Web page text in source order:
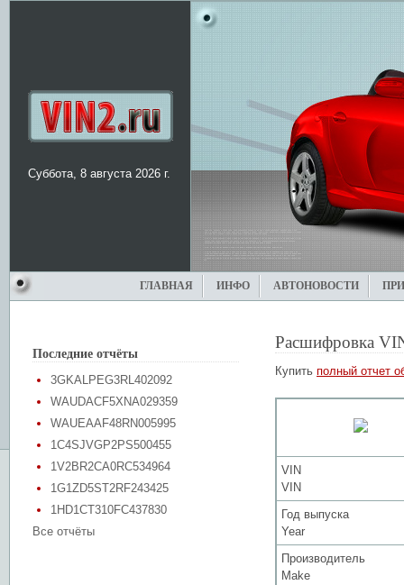
Суббота, 8 августа 2026 г.
ГЛАВНАЯ ИНФО АВТОНОВОСТИ
Последние отчёты
3GKALPEG3RL402092
WAUDACF5XNA029359
WAUEAAF48RN005995
1C4SJVGP2PS500455
1V2BR2CA0RC534964
1G1ZD5ST2RF243425
1HD1CT310FC437830
Все отчёты
Расшифровка
Купить полный отчет
VIN
VIN
Год выпуска
Year
Производитель
Make